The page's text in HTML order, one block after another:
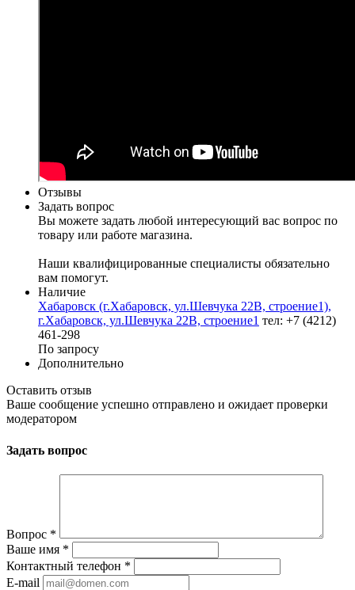
Отзывы
Задать вопрос
Вы можете задать любой интересующий вас вопрос по
товару или работе магазина.
Наши квалифицированные специалисты обязательно
вам помогут.
Наличие
Хабаровск (г.Хабаровск, ул.Шевчука 22В, строение1),
г.Хабаровск, ул.Шевчука 22В, строение1 тел: +7 (4212)
461-298
По запросу
Дополнительно
Оставить отзыв
Ваше сообщение успешно отправлено и ожидает проверки
модератором
Задать вопрос
Вопрос *
Ваше имя *
Контактный телефон *
E-mail